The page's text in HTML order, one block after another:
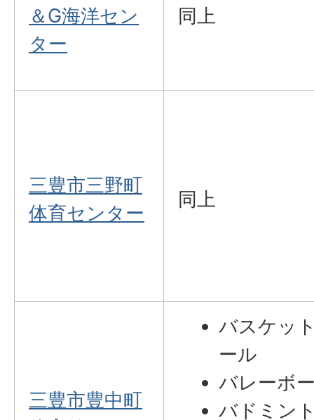
＆G海洋セン
ター
同上
三豊市三野町
体育センター
同上
三豊市豊中町
バスケッ
ール
バレーボ
バドミン